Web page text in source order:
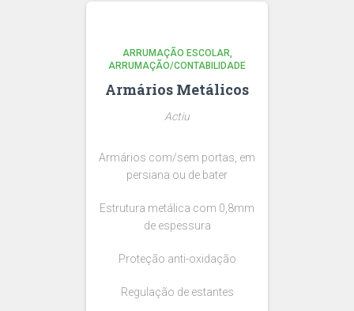
ARRUMAÇÃO ESCOLAR
ARRUMAÇÃO/CONTABILIDADE
Armários Metálicos
Actiu
Armários com/sem portas, em
persiana ou de bater
Estrutura metálica com 0,8mm
de espessura
Proteção anti-oxidação
Regulação de estantes